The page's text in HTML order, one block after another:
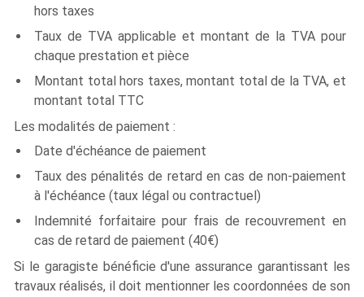
hors taxes
Taux de TVA applicable et montant de la TVA pour
chaque prestation et pièce
Montant total hors taxes, montant total de la TVA, et
montant total TTC
Les modalités de paiement :
Date d'échéance de paiement
Taux des pénalités de retard en cas de non-paiement
à l'échéance (taux légal ou contractuel)
Indemnité forfaitaire pour frais de recouvrement en
cas de retard de paiement (40€)
Si le garagiste bénéficie d'une assurance garantissant les
travaux réalisés, il doit mentionner les coordonnées de son